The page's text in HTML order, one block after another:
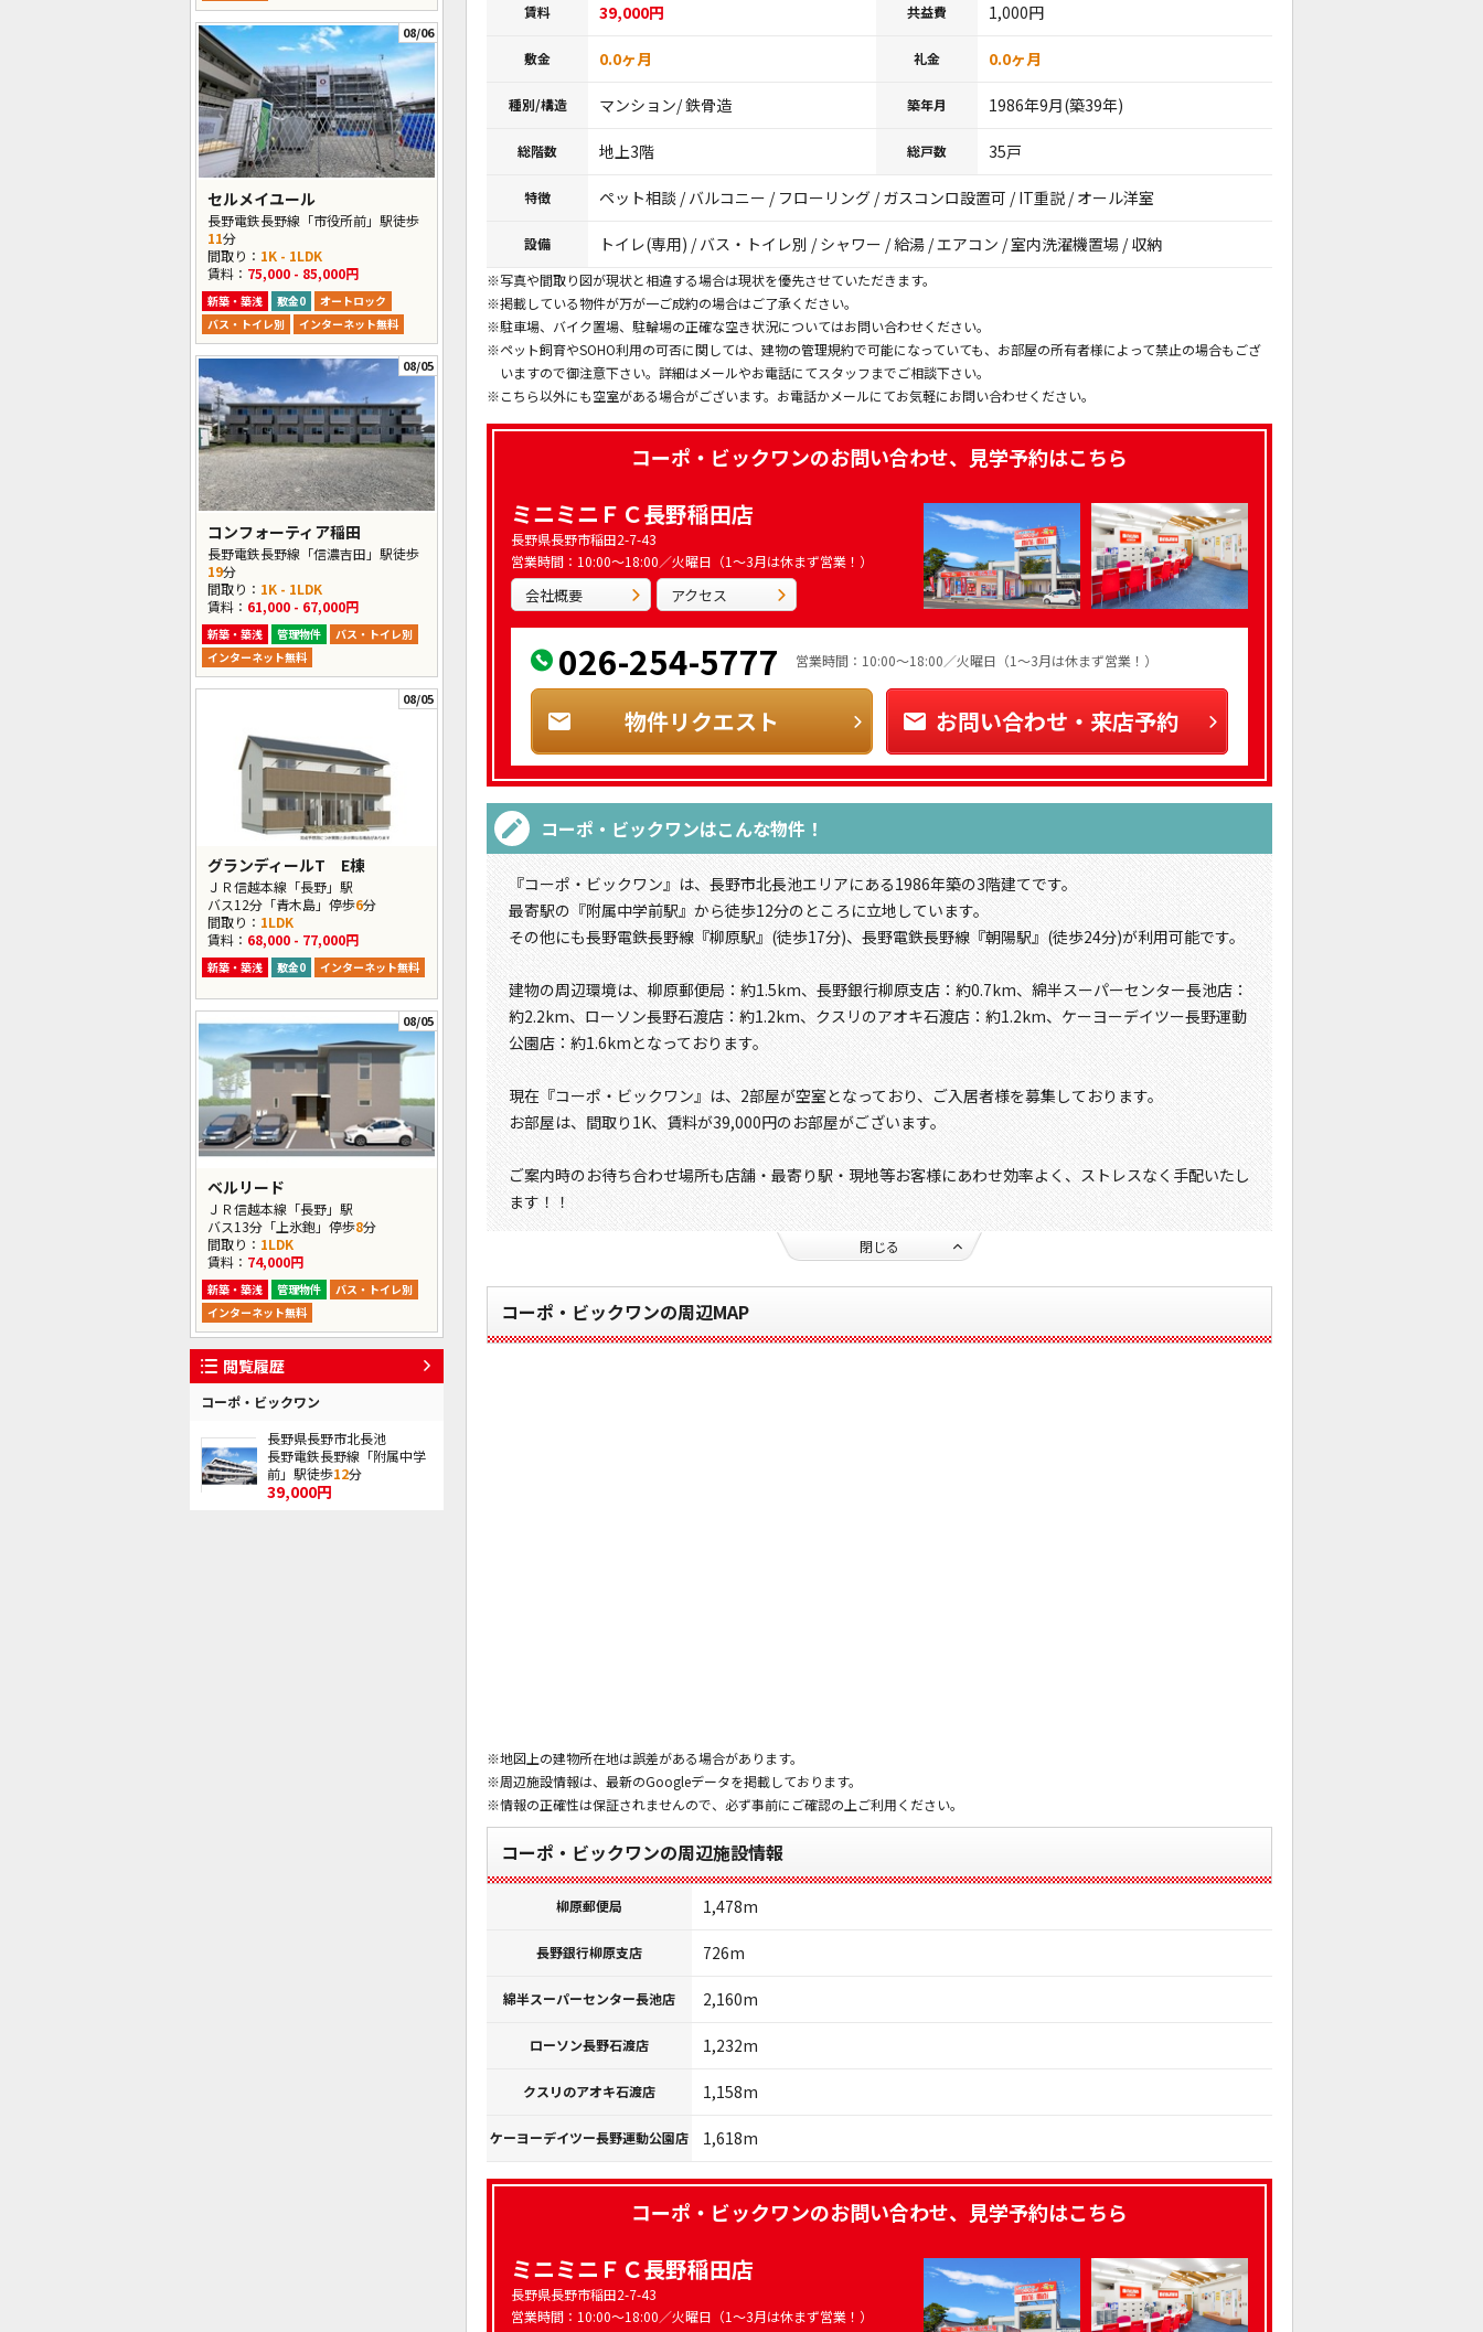
08/06
セルメイユール
長野電鉄長野線「市役所前」駅徒歩
11分
間取り： 1K - 1LDK
賃料： 75,000 - 85,000円
新築・築浅 敷金0
オートロック
バス・トイレ別
インターネット無料
08/05
コンフォーティア稲田
長野電鉄長野線「信濃吉田」駅徒歩
19分
間取り： 1K - 1LDK
賃料： 61,000 - 67,000円
新築・築浅 管理物件
バス・トイレ別
インターネット無料
08/05
グランディールT E棟
ＪＲ信越本線「長野」駅
バス12分「青木島」停歩6分
間取り： 1LDK
賃料： 68,000 - 77,000円
新築・築浅 敷金0 インターネット無料
08/05
ベルリード
ＪＲ信越本線「長野」駅
バス13分「上氷鉋」停歩8分
間取り： 1LDK
賃料： 74,000円
新築・築浅 管理物件
バス・トイレ別
インターネット無料
閲覧履歴
コーポ・ビックワン
長野県長野市北長池
長野電鉄長野線「附属中学
前」駅徒歩12分
39,000円
賃料 39,000円 共益費 1,000円
敷金 0.0ヶ月 礼金 0.0ヶ月
種別/構造 マンション/ 鉄骨造 築年月 1986年9月(築39年)
総階数 地上3階 総戸数 35戸
特徴 ペット相談 / バルコニー / フローリング / ガスコンロ設置可 / IT重説 / オール洋室
設備 トイレ(専用) / バス・トイレ別 / シャワー / 給湯 / エアコン / 室内洗濯機置場 / 収納
※写真や間取り図が現状と相違する場合は現状を優先させていただきます。
※掲載している物件が万が一ご成約の場合はご了承ください。
※駐車場、バイク置場、駐輪場の正確な空き状況についてはお問い合わせください。
※ペット飼育やSOHO利用の可否に関しては、建物の管理規約で可能になっていても、お部屋の所有者様によって禁止の場合もござ
いますので御注意下さい。詳細はメールやお電話にてスタッフまでご相談下さい。
※こちら以外にも空室がある場合がございます。お電話かメールにてお気軽にお問い合わせください。
コーポ・ビックワンのお問い合わせ、見学予約はこちら
ミニミニＦＣ長野稲田店
長野県長野市稲田2-7-43
営業時間：10:00～18:00／火曜日（1～3月は休まず営業！）
会社概要 アクセス
026-254-5777 営業時間：10:00～18:00／火曜日（1～3月は休まず営業！）
物件リクエスト お問い合わせ・来店予約
コーポ・ビックワンはこんな物件！
『コーポ・ビックワン』は、長野市北長池エリアにある1986年築の3階建てです。
最寄駅の『附属中学前駅』から徒歩12分のところに立地しています。
その他にも長野電鉄長野線『柳原駅』(徒歩17分)、長野電鉄長野線『朝陽駅』(徒歩24分)が利用可能です。
建物の周辺環境は、柳原郵便局：約1.5km、長野銀行柳原支店：約0.7km、綿半スーパーセンター長池店：
約2.2km、ローソン長野石渡店：約1.2km、クスリのアオキ石渡店：約1.2km、ケーヨーデイツー長野運動
公園店：約1.6kmとなっております。
現在『コーポ・ビックワン』は、2部屋が空室となっており、ご入居者様を募集しております。
お部屋は、間取り1K、賃料が39,000円のお部屋がございます。
ご案内時のお待ち合わせ場所も店舗・最寄り駅・現地等お客様にあわせ効率よく、ストレスなく手配いたし
ます！！
閉じる
コーポ・ビックワンの周辺MAP
※地図上の建物所在地は誤差がある場合があります。
※周辺施設情報は、最新のGoogleデータを掲載しております。
※情報の正確性は保証されませんので、必ず事前にご確認の上ご利用ください。
コーポ・ビックワンの周辺施設情報
柳原郵便局 1,478m
長野銀行柳原支店 726m
綿半スーパーセンター長池店 2,160m
ローソン長野石渡店 1,232m
クスリのアオキ石渡店 1,158m
ケーヨーデイツー長野運動公園店 1,618m
コーポ・ビックワンのお問い合わせ、見学予約はこちら
ミニミニＦＣ長野稲田店
長野県長野市稲田2-7-43
営業時間：10:00～18:00／火曜日（1～3月は休まず営業！）